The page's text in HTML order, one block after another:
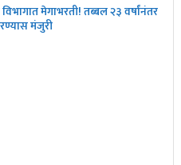
मेगाभरती! तब्बल २३ वर्षांनंतर
मंजुरी